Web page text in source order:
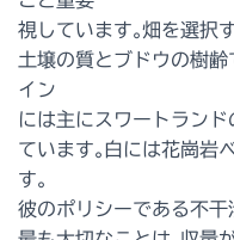
視しています｡畑を選択
土壌の質とブドウの樹
イン
には主にスワートラン
ています｡白には花崗岩
す。
彼のポリシーである不